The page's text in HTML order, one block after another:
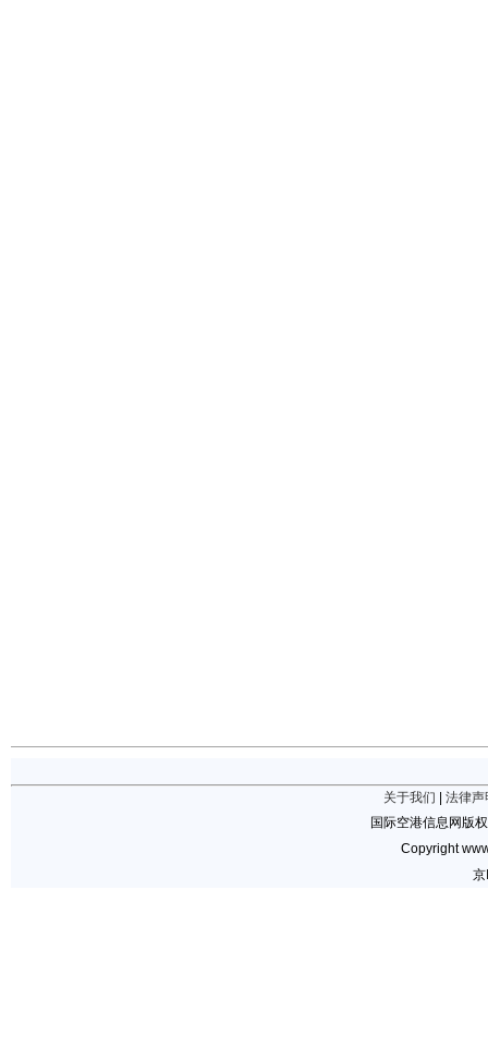
关于我们
法律声
国际空港信息网版
Copyright